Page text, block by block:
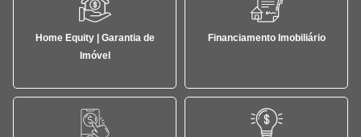
Home Equity | Garantia de
Imóvel
Financiamento Imobiliário